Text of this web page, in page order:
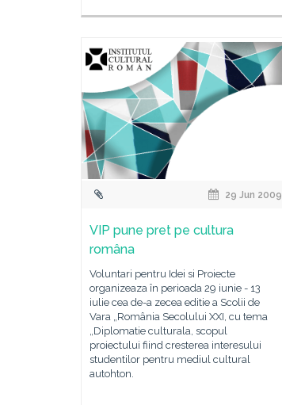
29 Jun 2009
VIP pune pret pe cultura
româna
Voluntari pentru Idei si Proiecte
organizeaza în perioada 29 iunie - 13
iulie cea de-a zecea editie a Scolii de
Vara „România Secolului XXI, cu tema
„Diplomatie culturala, scopul
proiectului fiind cresterea interesului
studentilor pentru mediul cultural
autohton.